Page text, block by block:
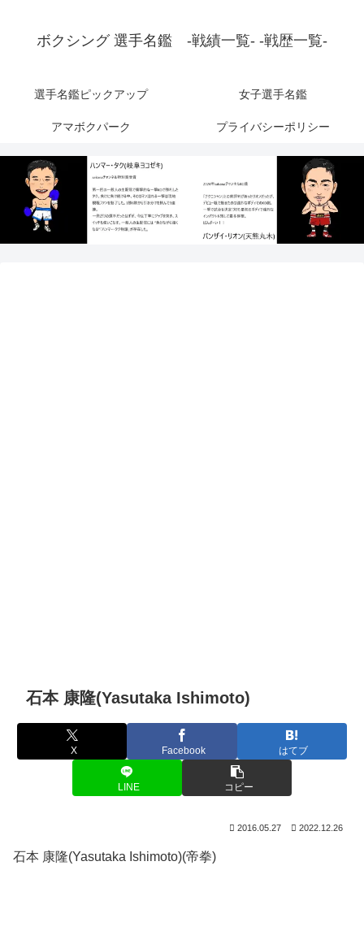
ボクシング 選手名鑑 -戦績一覧- -戦歴一覧-
選手名鑑ピックアップ 女子選手名鑑
アマボクパーク プライバシーポリシー
石本 康隆(Yasutaka Ishimoto)
X Facebook はてブ
LINE コピー
2016.05.27 2022.12.26
石本 康隆(Yasutaka Ishimoto)(帝拳)